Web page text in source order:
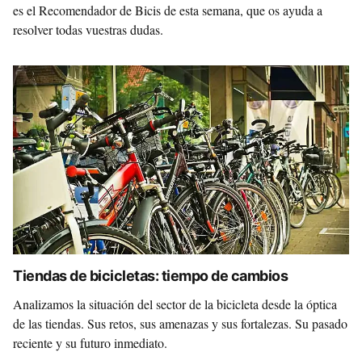
es el Recomendador de Bicis de esta semana, que os ayuda a
resolver todas vuestras dudas.
Tiendas de bicicletas: tiempo de cambios
Analizamos la situación del sector de la bicicleta desde la óptica
de las tiendas. Sus retos, sus amenazas y sus fortalezas. Su pasado
reciente y su futuro inmediato.